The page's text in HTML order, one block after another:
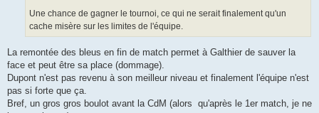
Une chance de gagner le tournoi, ce qui ne serait finalement qu'un
cache misère sur les limites de l'équipe.
La remontée des bleus en fin de match permet à Galthier de sauver la
face et peut être sa place (dommage).
Dupont n'est pas revenu à son meilleur niveau et finalement l'équipe n'est
pas si forte que ça.
Bref, un gros gros boulot avant la CdM (alors qu'après le 1er match, je ne